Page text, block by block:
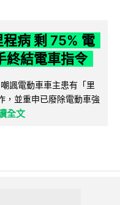
病 剩 75% 電
終結電車指令
諷電動車車主患有「里
，並重申已廢除電動車強
全文